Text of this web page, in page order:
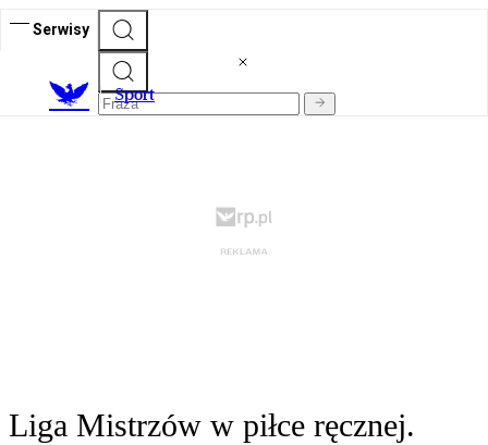
Serwisy
Sport
Liga Mistrzów w piłce ręcznej.